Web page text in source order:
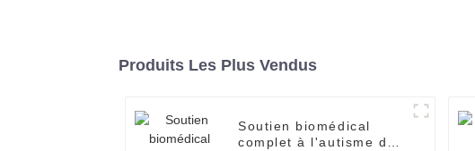
Produits Les Plus Vendus
Soutien biomédical
complet à l'autisme de